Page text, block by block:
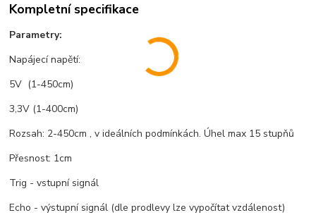
Kompletní specifikace
Parametry:
Napájecí napětí:
5V (1-450cm)
3,3V (1-400cm)
Rozsah: 2-450cm , v ideálních podmínkách. Úhel max 15 stupňů
Přesnost: 1cm
Trig - vstupní signál
Echo - výstupní signál (dle prodlevy lze vypočítat vzdálenost)